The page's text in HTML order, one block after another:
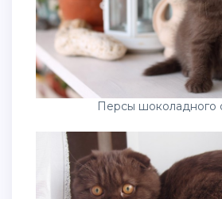
Персы шоколадного